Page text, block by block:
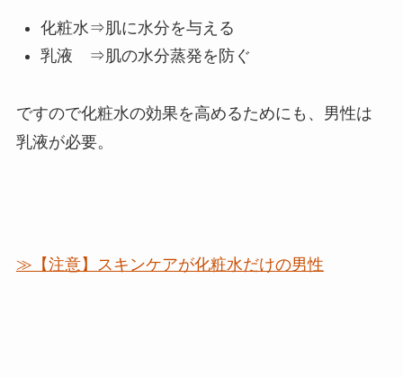
化粧水⇒肌に水分を与える
乳液 ⇒肌の水分蒸発を防ぐ
ですので化粧水の効果を高めるためにも、男性は
乳液が必要。
≫【注意】スキンケアが化粧水だけの男性